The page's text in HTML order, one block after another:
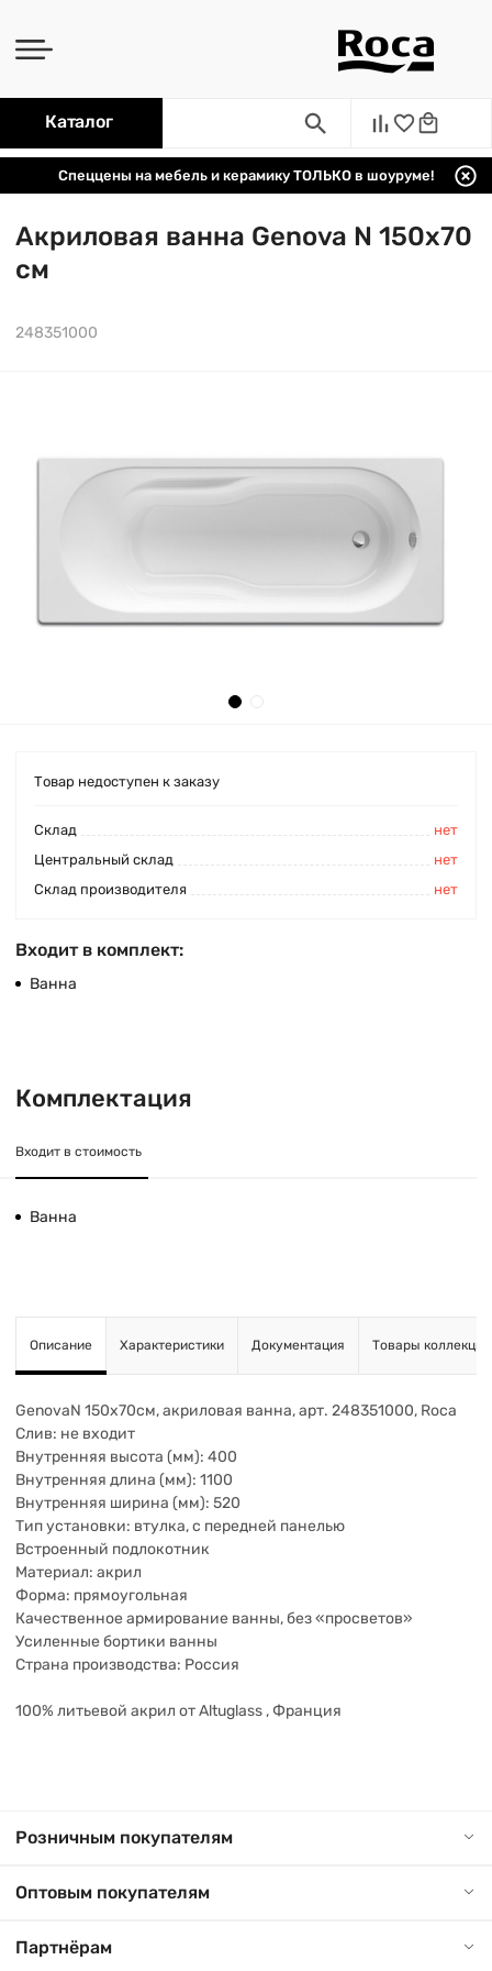
Каталог
Спеццены на мебель и керамику ТОЛЬКО в шоуруме!
Акриловая ванна Genova N 150х70
см
248351000
Товар недоступен к заказу
Cклад
нет
Центральный склад
нет
Склад производителя
нет
Входит в комплект:
Ванна
Комплектация
Входит в стоимость
Ванна
Описание Характеристики Документация Товары коллекции
GenovaN 150х70см, акриловая ванна, арт. 248351000, Roca
Слив: не входит
Внутренняя высота (мм): 400
Внутренняя длина (мм): 1100
Внутренняя ширина (мм): 520
Тип установки: втулка, с передней панелью
Встроенный подлокотник
Материал: акрил
Форма: прямоугольная
Качественное армирование ванны, без «просветов»
Усиленные бортики ванны
Страна производства: Россия
100% литьевой акрил от Altuglass , Франция
Розничным покупателям
Оптовым покупателям
Партнёрам